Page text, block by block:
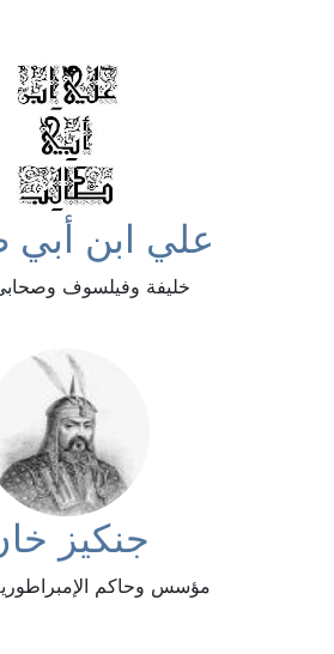
علي ابن أبي
خليفة وفيلسوف
جنكيز
مؤسس وحاكم